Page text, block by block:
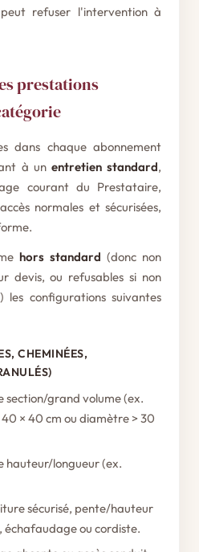
refuser l'intervention à
prestations
dans chaque abonnement
à un entretien standard,
courant du Prestataire,
normales et sécurisées,
hors standard (donc non
devis, ou refusables si non
les configurations suivantes
CHEMINÉES,
section/grand volume (ex.
× 40 cm ou diamètre > 30
hauteur/longueur (ex.
sécurisé, pente/hauteur
échafaudage ou cordiste.